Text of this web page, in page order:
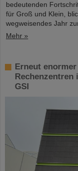
bedeutenden
für Groß und Klein,
wegweisendes Jahr
Mehr »
Erneut
Rechenzentren
GSI